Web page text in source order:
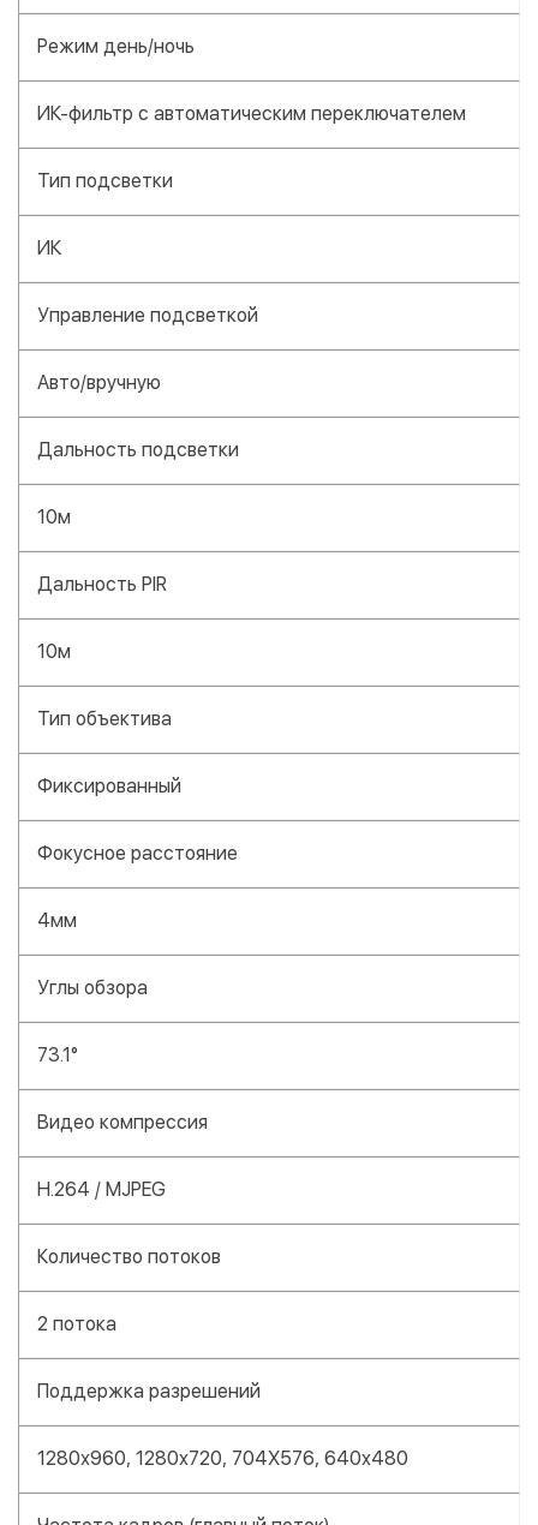
Режим день/ночь
ИК-фильтр с автоматическим переключателем
Тип подсветки
ИК
Управление подсветкой
Авто/вручную
Дальность подсветки
10м
Дальность PIR
10м
Тип объектива
Фиксированный
Фокусное расстояние
4мм
Углы обзора
73.1°
Видео компрессия
H.264 / MJPEG
Количество потоков
2 потока
Поддержка разрешений
1280х960, 1280х720, 704Х576, 640х480